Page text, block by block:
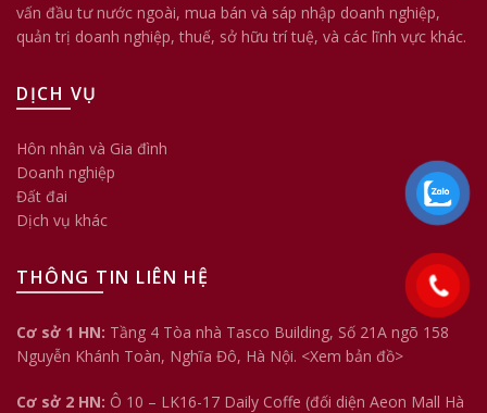
vấn đầu tư nước ngoài, mua bán và sáp nhập doanh nghiệp,
quản trị doanh nghiệp, thuế, sở hữu trí tuệ, và các lĩnh vực khác.
DỊCH VỤ
Hôn nhân và Gia đình
Doanh nghiệp
Đất đai
Dịch vụ khác
THÔNG TIN LIÊN HỆ
Cơ sở 1 HN: Tầng 4 Tòa nhà Tasco Building, Số 21A ngõ 158
Nguyễn Khánh Toàn, Nghĩa Đô, Hà Nội. <Xem bản đồ>
Cơ sở 2 HN: Ô 10 – LK16-17 Daily Coffe (đối diện Aeon Mall Hà